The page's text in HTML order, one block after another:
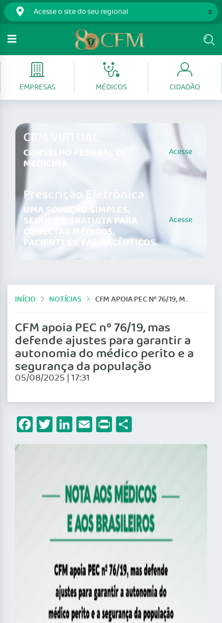
EMPRESAS MÉDICOS CIDADÃO
CRM VIRTUAL
CONSELHO FEDERAL DE
MEDICINA
Acesse
Prescrição Eletrônica
UMA SOLUÇÃO SIMPLES,
SEGURA E GRATUITA PARA
CONECTAR MÉDICOS,
PACIENTES E FARMACÊUTICOS.
Acesse
INÍCIO NOTÍCIAS CFM APOIA PEC Nº 76/19, MAS DEFENDE AJUSTES PARA GARANTIR A AUTONOMIA DO MÉDICO PERITO E A SEGURANÇA DA POPULAÇÃO
CFM apoia PEC nº 76/19, mas
defende ajustes para garantir a
autonomia do médico perito e a
segurança da população
05/08/2025 | 17:31
Facebook
Twitter
LinkedIn
Email
Print